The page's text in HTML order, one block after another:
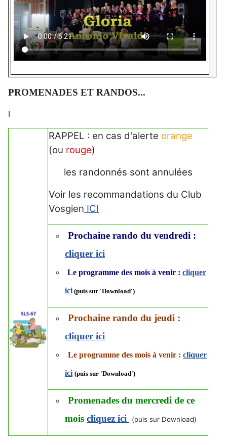
PROMENADES ET RANDOS...
I
RAPPEL : en cas d'alerte orange
(ou rouge)
les randonnés sont annulées
Voir les recommandations du Club
Vosgien ICI
Prochaine rando du vendredi :
cliquer ici
Le programme des mois à venir : cliquer
ici (puis sur 'Download')
Prochaine rando du jeudi :
cliquer ici
Le programme des mois à venir : cliquer
ici (puis sur 'Download')
Promenades du mercredi de ce
mois cliquez ici (puis sur Download)